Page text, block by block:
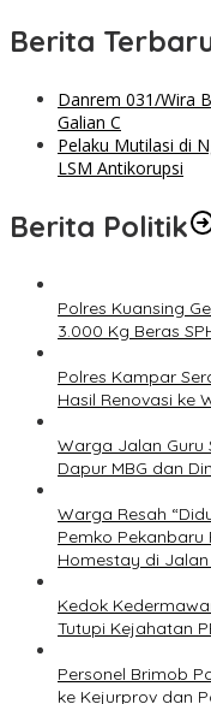
Berita
Danrem 031/Wira
Galian C
Pelaku Mutilasi di
LSM Antikorupsi
Berita Politik
Polres Kuansing
3.000 Kg Beras
Polres Kampar
Hasil Renovasi ke
Warga Jalan Guru
Dapur MBG dan
Warga Resah
Pemko
Homestay di
Kedok
Tutupi Kejahatan
Personel Brimob
ke Kejurprov dan